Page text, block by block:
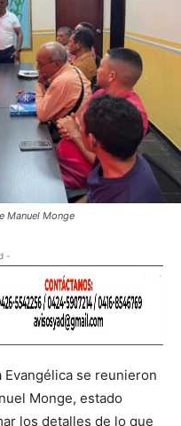
Manuel Monge
-
se reunieron
Monge, estado
los detalles de lo que